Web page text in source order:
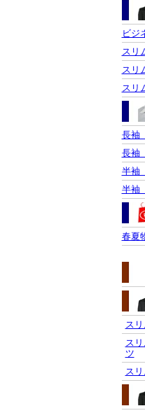
ビジ
スリ
スリ
スリ
長袖
長袖
半袖
半袖
春夏
ス
ス
ツ
ス